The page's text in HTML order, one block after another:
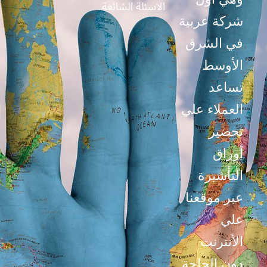
شركة عربية
في الشرق
الأوسط
تساعد
العملاء علي
تحضير
أوراق
التأشيرة
عبر موقعنا
علي
الأنترنت
دون الحاجة
الاسئلة الشائعة